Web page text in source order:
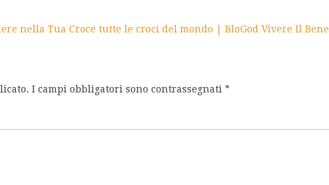
nella Tua Croce tutte le croci del mondo | BloGod Vivere Il Bene
I campi obbligatori sono contrassegnati *